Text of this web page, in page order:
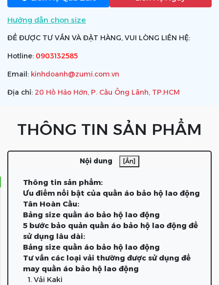
Hướng dẫn chọn size
ĐỂ ĐƯỢC TƯ VẤN VÀ ĐẶT HÀNG, VUI LÒNG LIÊN HỆ:
Hotline: 0903132585
Email: kinhdoanh@zumi.com.vn
Địa chỉ: 20 Hồ Hảo Hớn, P. Cầu Ông Lãnh, TP.HCM
THÔNG TIN SẢN PHẨM
Nội dung [Ẩn]
Thông tin sản phẩm:
Ưu điểm nổi bật của quần áo bảo hộ lao động
Tân Hoàn Cầu:
Bảng size quần áo bảo hộ lao động
5 bước bảo quản quần áo bảo hộ lao động để
sử dụng lâu dài:
Bảng size quần áo bảo hộ lao động
Tư vấn các loại vải thường được sử dụng để
may quần áo bảo hộ lao động
1. Vải Kaki